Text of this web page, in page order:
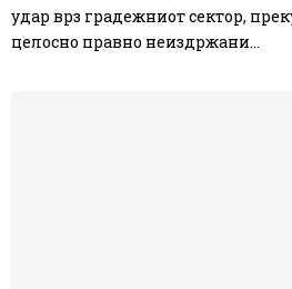
удар врз градежниот сектор,
целосно правно неиздржани...